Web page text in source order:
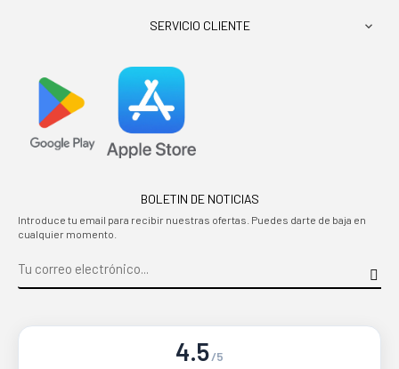
SERVICIO CLIENTE 
BOLETIN DE NOTICIAS
Introduce tu email para recibir nuestras ofertas. Puedes darte de baja en
cualquier momento.
4.5/5